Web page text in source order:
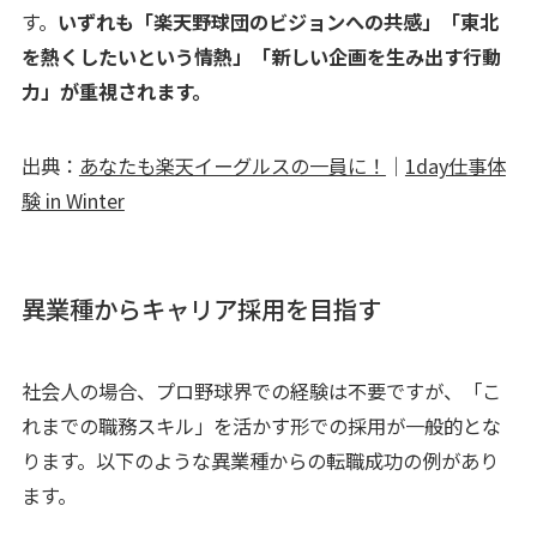
す。 いずれも「楽天野球団のビジョンへの共感」「東北
を熱くしたいという情熱」「新しい企画を生み出す行動
力」が重視されます。
出典： あなたも楽天イーグルスの一員に！ ｜ 1day仕事体
験 in Winter
異業種からキャリア採用を目指す
社会人の場合、プロ野球界での経験は不要ですが、「こ
れまでの職務スキル」を活かす形での採用が一般的とな
ります。以下のような異業種からの転職成功の例があり
ます。